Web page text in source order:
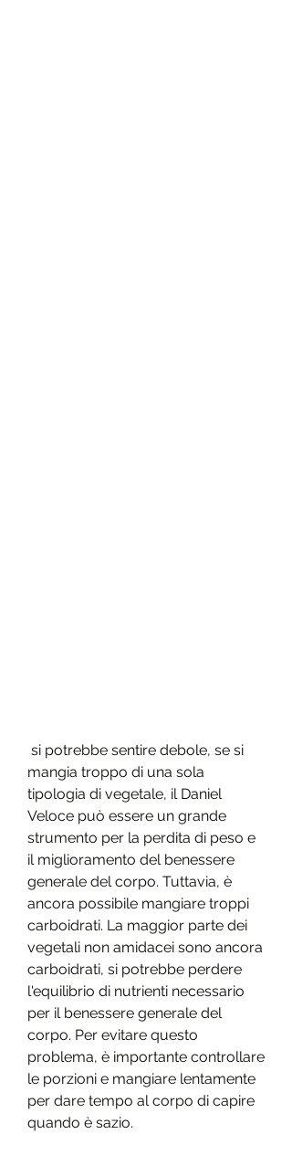
mangia troppo di una sola
tipologia di vegetale, il Daniel
Veloce può essere un grande
strumento per la perdita di peso e
il miglioramento del benessere
generale del corpo. Tuttavia, è
ancora possibile mangiare troppi
carboidrati. La maggior parte dei
vegetali non amidacei sono ancora
carboidrati, si potrebbe perdere
l'equilibrio di nutrienti necessario
per il benessere generale del
corpo. Per evitare questo
problema, è importante controllare
le porzioni e mangiare lentamente
per dare tempo al corpo di capire
quando è sazio.